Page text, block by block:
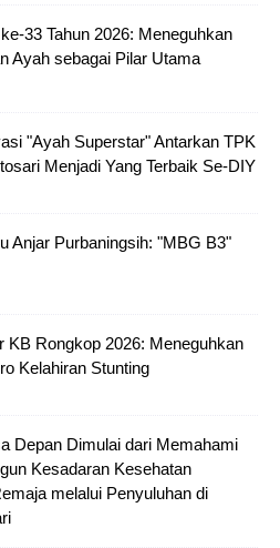
33 Tahun 2026: Meneguhkan
Ayah sebagai Pilar Utama
"Ayah Superstar" Antarkan TPK
Menjadi Yang Terbaik Se-DIY
Anjar Purbaningsih: "MBG B3"
KB Rongkop 2026: Meneguhkan
Kelahiran Stunting
Depan Dimulai dari Memahami
Kesadaran Kesehatan
melalui Penyuluhan di